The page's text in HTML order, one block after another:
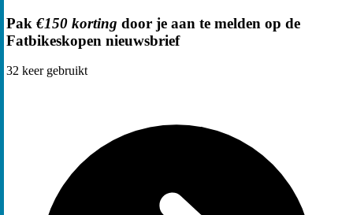
Pak €150 korting door je aan te melden op de
Fatbikeskopen nieuwsbrief
32 keer gebruikt